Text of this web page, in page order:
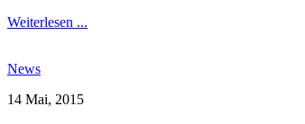
Weiterlesen ...
News
14 Mai, 2015